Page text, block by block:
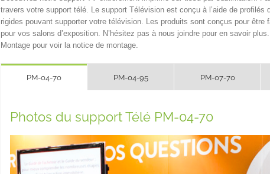
travers votre support télé. Le support Télévision est conçu à l’aide de profilés
rigides pouvant supporter votre télévision. Les produits sont conçus pour être
pour vos salons d’exposition. N’hésitez pas à nous joindre pour en savoir
Montage pour voir la notice de montage.
PM-04-70 PM-04-95 PM-07-70
Photos du support Télé PM-04-70